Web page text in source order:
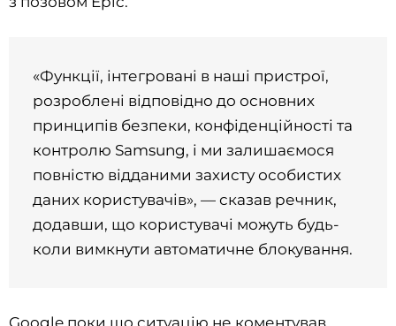
«Функції, інтегровані в наші пристрої,
розроблені відповідно до основних
принципів безпеки, конфіденційності та
контролю Samsung, і ми залишаємося
повністю відданими захисту особистих
даних користувачів», — сказав речник,
додавши, що користувачі можуть будь-
коли вимкнути автоматичне блокування.